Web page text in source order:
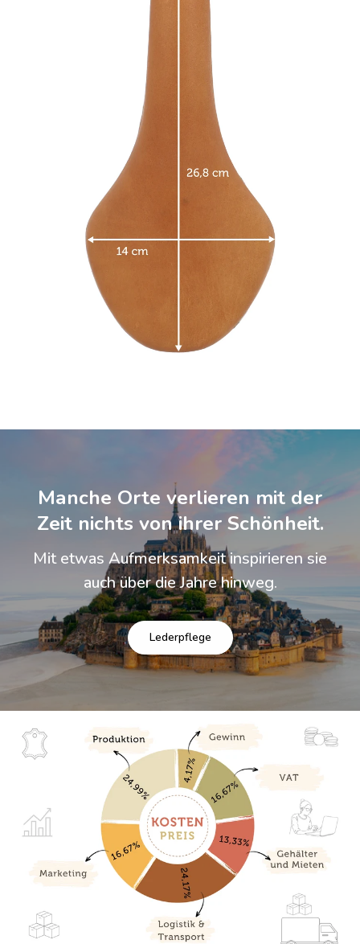
Manche Orte verlieren mit der
Zeit nichts von ihrer Schönheit.
Mit etwas Aufmerksamkeit inspirieren sie
auch über die Jahre hinweg.
Lederpflege